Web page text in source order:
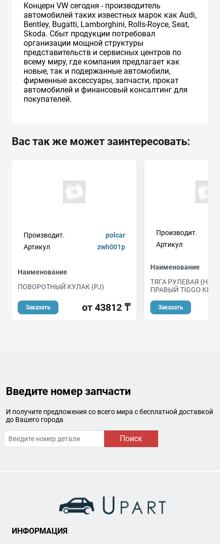
Концерн VW сегодня - производитель
автомобилей таких известных марок как Audi,
Bentley, Bugatti, Lamborghini, Rolls-Royce, Seat,
Skoda. Сбыт продукции потребовал
организации мощной структуры
представительств и сервисных центров по
всему миру, где компания предлагает как
новые, так и подержанные автомобили,
фирменные аксессуары, запчасти, прокат
автомобилей и финансовый консалтинг для
покупателей.
Вас так же может заинтересовать:
Производит.
polcar
Артикул
zwh001p
Наименование
ПОВОРОТНЫЙ КУЛАК (PJ)
Заказать от 43812 ₸
Производит.
Артикул
Наименование
ТЯГА РУЛЕВАЯ
ПРАВЫЙ TIGGO
Заказать
Введите номер запчасти
И получите предложения со всего мира с бесплатной доставкой
до Вашего города
Поиск
ИНФОРМАЦИЯ